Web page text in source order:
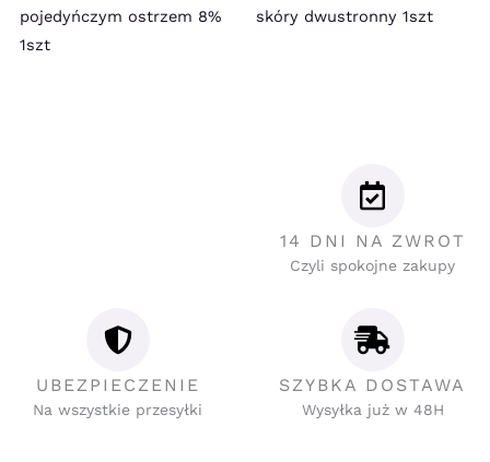
pojedyńczym ostrzem 8%
1szt
skóry dwustronny 1szt
14 DNI NA ZWROT
Czyli spokojne zakupy
UBEZPIECZENIE
Na wszystkie przesyłki
SZYBKA DOSTAWA
Wysyłka już w 48H